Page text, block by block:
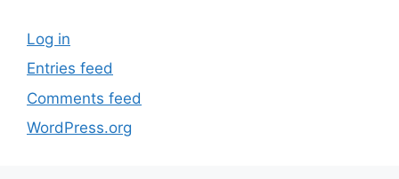
Log in
Entries feed
Comments feed
WordPress.org